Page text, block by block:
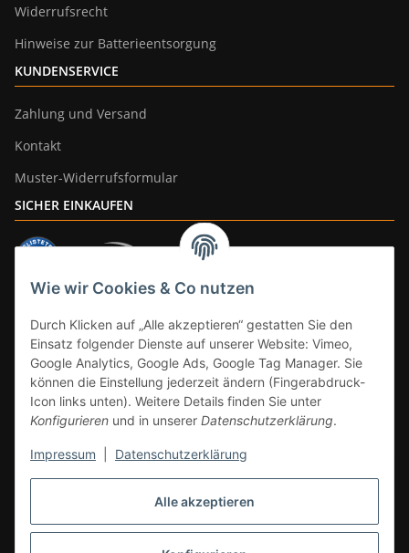
Alle akzeptieren
Wie wir Cookies & Co nutzen
Durch Klicken auf „Alle akzeptieren“ gestatten Sie den
Einsatz folgender Dienste auf unserer Website: Vimeo,
Google Analytics, Google Ads, Google Tag Manager. Sie
können die Einstellung jederzeit ändern (Fingerabdruck-
Icon links unten). Weitere Details finden Sie unter
Konfigurieren und in unserer Datenschutzerklärung.
Impressum Datenschutzerklärung
Widerrufsrecht
Hinweise zur Batterieentsorgung
KUNDENSERVICE
Zahlung und Versand
Kontakt
Muster-Widerrufsformular
SICHER EINKAUFEN
* Alle Preise inkl. gesetzlicher Mwst., zzgl.Versand
DE, gilt nicht für Großgeräte per Spedition). Artikel mit 0% MwSt. (gem. §